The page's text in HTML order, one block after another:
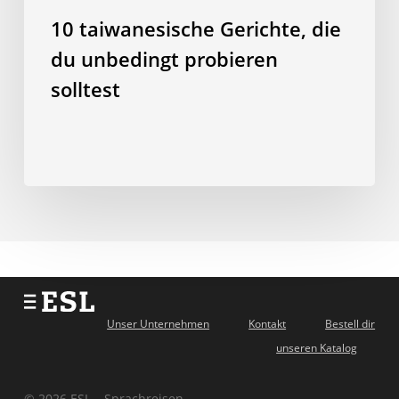
10 taiwanesische Gerichte, die
du unbedingt probieren
solltest
Unser Unternehmen Kontakt
Bestell dir
unseren Katalog